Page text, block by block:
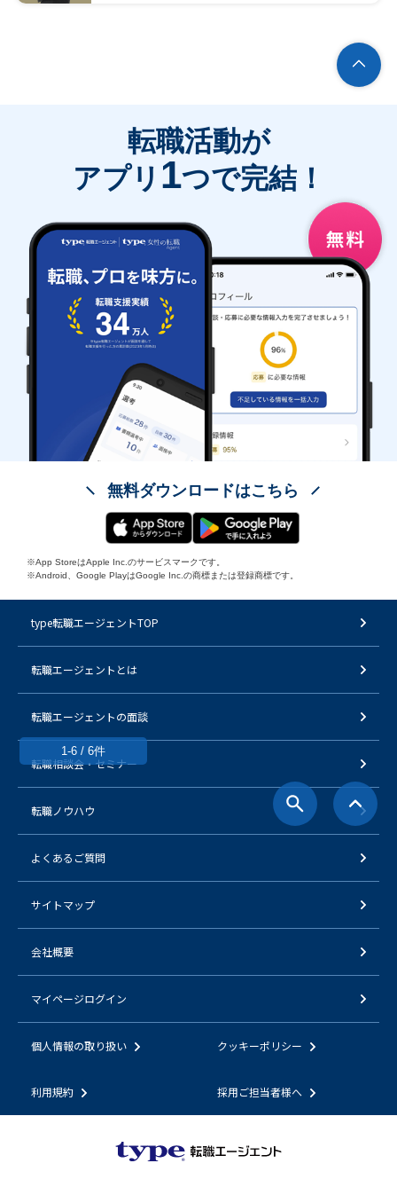
1-6 / 6件
転職活動が
アプリ 1つで完結！
無料ダウンロードはこちら
※App StoreはApple Inc.のサービスマークです。
※Android、Google PlayはGoogle Inc.の商標または登録商標です。
type転職エージェントTOP
転職エージェントとは
転職エージェントの面談
転職相談会・セミナー
転職ノウハウ
よくあるご質問
サイトマップ
会社概要
マイページログイン
個人情報の取り扱い クッキーポリシー
利用規約 採用ご担当者様へ